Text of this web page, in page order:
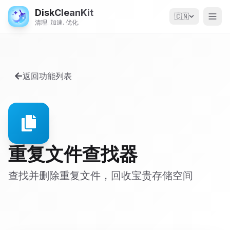
DiskCleanKit
清理. 加速. 优化.
🇨🇳
返回功能列表
重复文件查找器
查找并删除重复文件，回收宝贵存储空间